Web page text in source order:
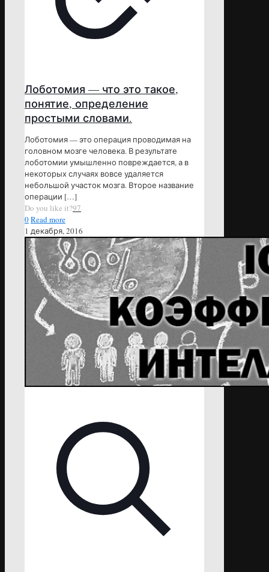
Лоботомия — что это такое,
понятие, определение
простыми словами.
Лоботомия — это операция проводимая на
головном мозге человека. В результате
лоботомии умышленно повреждается, а в
некоторых случаях вовсе удаляется
небольшой участок мозга. Второе название
операции […]
Do you like it?97
0Read more
1 декабря, 2016